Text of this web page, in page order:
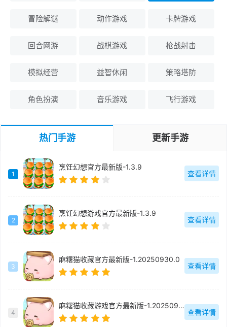
冒险解谜 动作游戏 卡牌游戏
回合网游 战棋游戏 枪战射击
模拟经营 益智休闲 策略塔防
角色扮演 音乐游戏 飞行游戏
热门手游 更新手游
1
烹饪幻想官方最新版-1.3.9
查看详情
2
烹饪幻想游戏官方最新版-1.3.9
查看详情
3
麻糬猫收藏官方最新版-1.20250930.0
查看详情
4
麻糬猫收藏游戏官方最新版-1.20250930.0
查看详情